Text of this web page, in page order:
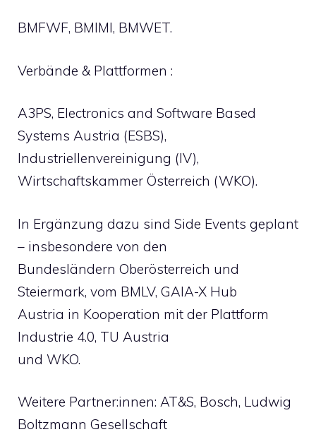
BMFWF, BMIMI, BMWET.
Verbände & Plattformen :
A3PS, Electronics and Software Based
Systems Austria (ESBS),
Industriellenvereinigung (IV),
Wirtschaftskammer Österreich (WKO).
In Ergänzung dazu sind Side Events geplant
– insbesondere von den
Bundesländern Oberösterreich und
Steiermark, vom BMLV, GAIA-X Hub
Austria in Kooperation mit der Plattform
Industrie 4.0, TU Austria
und WKO.
Weitere Partner:innen: AT&S, Bosch, Ludwig
Boltzmann Gesellschaft